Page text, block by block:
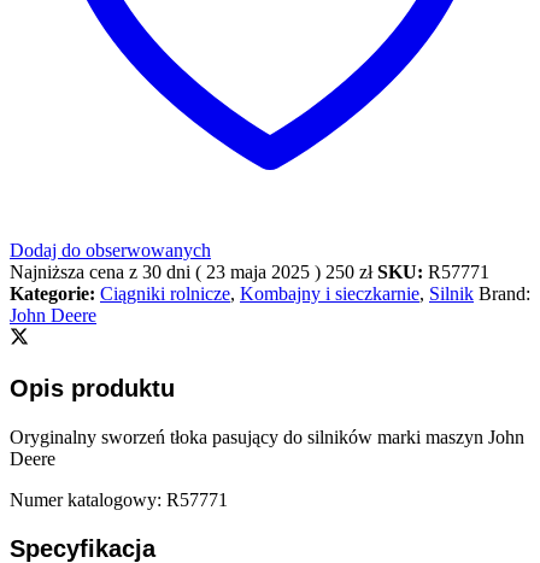
Dodaj do obserwowanych
Najniższa cena z 30 dni ( 23 maja 2025 ) 250 zł SKU: R57771
Kategorie: Ciągniki rolnicze, Kombajny i sieczkarnie, Silnik Brand:
John Deere
Opis produktu
Oryginalny sworzeń tłoka pasujący do silników marki maszyn John
Deere
Numer katalogowy: R57771
Specyfikacja